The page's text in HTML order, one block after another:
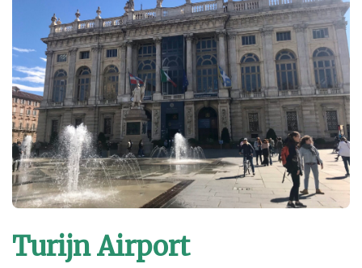
Turijn Airport